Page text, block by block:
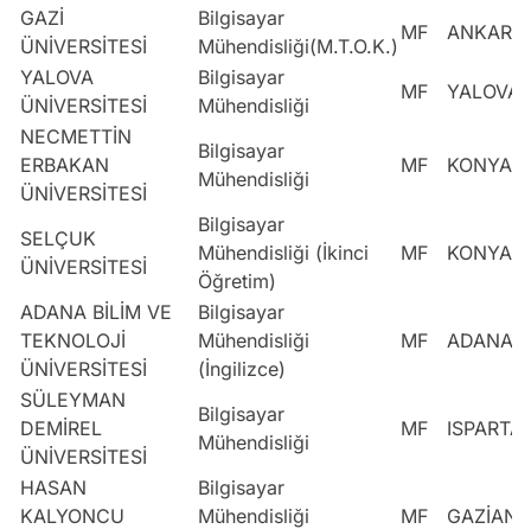
GAZİ
ÜNİVERSİTESİ
Bilgisayar
Mühendisliği(M.T.O.K.)
MF
ANKARA
YALOVA
ÜNİVERSİTESİ
Bilgisayar
Mühendisliği
MF
YALOVA
NECMETTİN
ERBAKAN
ÜNİVERSİTESİ
Bilgisayar
Mühendisliği
MF KONYA
SELÇUK
ÜNİVERSİTESİ
Bilgisayar
Mühendisliği (İkinci
Öğretim)
MF KONYA
ADANA BİLİM VE
TEKNOLOJİ
ÜNİVERSİTESİ
Bilgisayar
Mühendisliği
(İngilizce)
MF ADANA
SÜLEYMAN
DEMİREL
ÜNİVERSİTESİ
Bilgisayar
Mühendisliği
MF ISPARTA
HASAN
KALYONCU
Bilgisayar
Mühendisliği
MF